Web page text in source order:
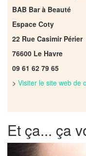
BAB Bar à Beauté
Espace Coty
22 Rue Casimir Périer
76600 Le Havre
09 61 62 79 65
> Visiter le site web de
Et ça... ça